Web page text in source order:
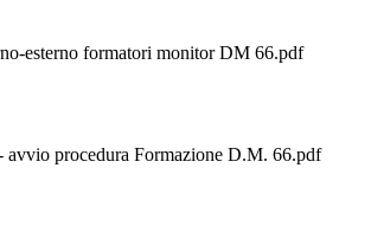
esterno formatori monitor DM 66.pdf
procedura Formazione D.M. 66.pdf